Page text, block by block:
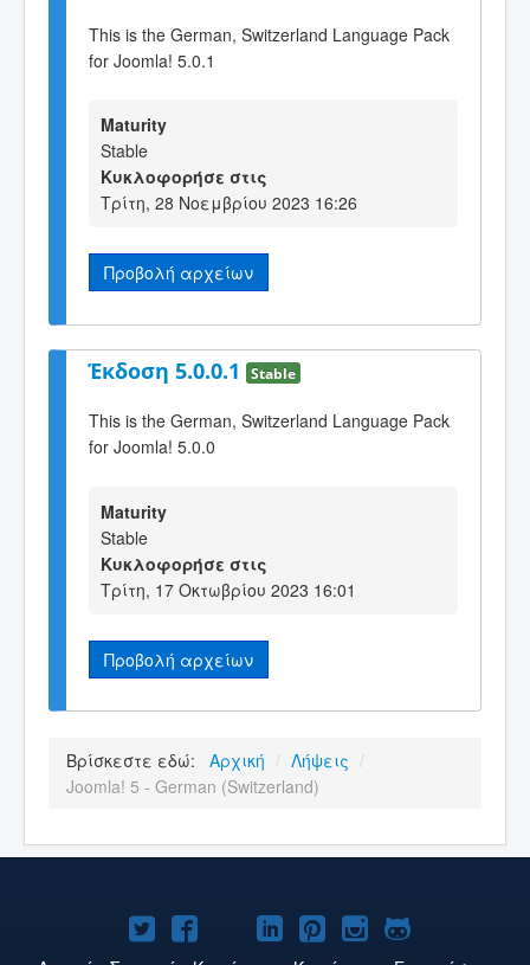
This is the German, Switzerland Language Pack
for Joomla! 5.0.1
Maturity
Stable
Κυκλοφορήσε στις
Τρίτη, 28 Νοεμβρίου 2023 16:26
Προβολή αρχείων
Έκδοση 5.0.0.1 Stable
This is the German, Switzerland Language Pack
for Joomla! 5.0.0
Maturity
Stable
Κυκλοφορήσε στις
Τρίτη, 17 Οκτωβρίου 2023 16:01
Προβολή αρχείων
Βρίσκεστε εδώ: Αρχική / Λήψεις /
Joomla! 5 - German (Switzerland)
Το Το
Το Το Το Το